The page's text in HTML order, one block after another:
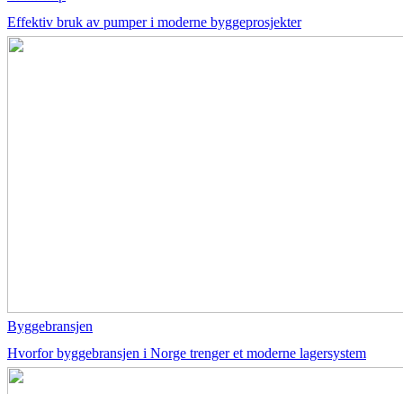
Effektiv bruk av pumper i moderne byggeprosjekter
Byggebransjen
Hvorfor byggebransjen i Norge trenger et moderne lagersystem